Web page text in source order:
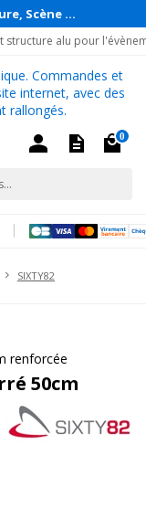
Scène ...
alu pour
Commandes et
internet, avec des
rallongés.
0
SIXTY82
renforcée
50cm